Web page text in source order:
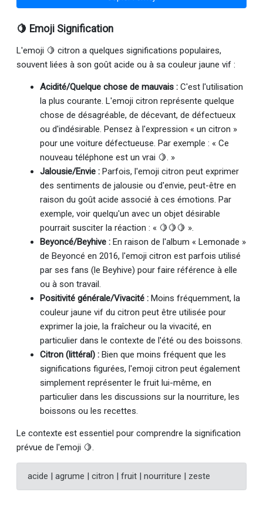
🍋 Emoji Signification
L'emoji 🍋 citron a quelques significations populaires,
souvent liées à son goût acide ou à sa couleur jaune vif :
Acidité/Quelque chose de mauvais : C'est l'utilisation
la plus courante. L'emoji citron représente quelque
chose de désagréable, de décevant, de défectueux
ou d'indésirable. Pensez à l'expression « un citron »
pour une voiture défectueuse. Par exemple : « Ce
nouveau téléphone est un vrai 🍋. »
Jalousie/Envie : Parfois, l'emoji citron peut exprimer
des sentiments de jalousie ou d'envie, peut-être en
raison du goût acide associé à ces émotions. Par
exemple, voir quelqu'un avec un objet désirable
pourrait susciter la réaction : « 🍋🍋🍋 ».
Beyoncé/Beyhive : En raison de l'album « Lemonade »
de Beyoncé en 2016, l'emoji citron est parfois utilisé
par ses fans (le Beyhive) pour faire référence à elle
ou à son travail.
Positivité générale/Vivacité : Moins fréquemment, la
couleur jaune vif du citron peut être utilisée pour
exprimer la joie, la fraîcheur ou la vivacité, en
particulier dans le contexte de l'été ou des boissons.
Citron (littéral) : Bien que moins fréquent que les
significations figurées, l'emoji citron peut également
simplement représenter le fruit lui-même, en
particulier dans les discussions sur la nourriture, les
boissons ou les recettes.
Le contexte est essentiel pour comprendre la signification
prévue de l'emoji 🍋.
acide | agrume | citron | fruit | nourriture | zeste